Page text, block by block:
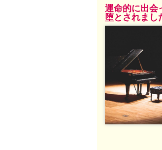
運命的に出会
堕とされまし